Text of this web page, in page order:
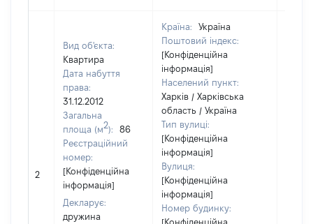
2
Вид об'єкта:
Квартира
Дата набуття
права:
31.12.2012
Загальна
площа (м2):
86
Реєстраційний
номер:
[Конфіденційна
інформація]
Декларує:
дружина
Країна:
Україна
Поштовий індекс:
[Конфіденційна
інформація]
Населений пункт:
Харків / Харківська
область / Україна
Тип вулиці:
[Конфіденційна
інформація]
Вулиця:
[Конфіденційна
інформація]
Номер будинку:
[Конфіденційна